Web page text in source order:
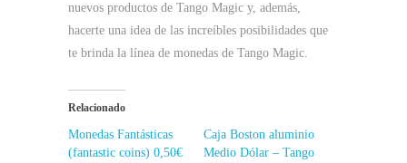
nuevos productos de Tango Magic y, además,
hacerte una idea de las increíbles posibilidades que
te brinda la línea de monedas de Tango Magic.
Relacionado
Monedas Fantásticas
(fantastic coins) 0,50€
Caja Boston aluminio
Medio Dólar – Tango